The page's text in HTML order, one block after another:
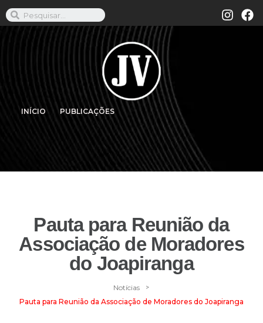
INÍCIO PUBLICAÇÕES
Pauta para Reunião da
Associação de Moradores
do Joapiranga
Notícias >
Pauta para Reunião da Associação de Moradores do Joapiranga